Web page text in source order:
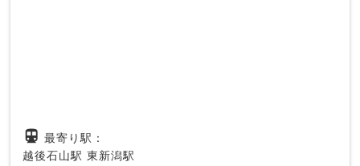
directions_subway 最寄り駅：
越後石山駅 東新潟駅